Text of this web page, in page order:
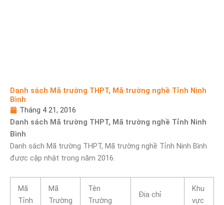
Danh sách Mã trường THPT, Mã trường nghề Tỉnh Ninh
Bình
Tháng 4 21, 2016
Danh sách Mã trường THPT, Mã trường nghề Tỉnh Ninh
Bình
Danh sách Mã trường THPT, Mã trường nghề Tỉnh Ninh Bình
được cập nhật trong năm 2016.
Mã
Tỉnh
Mã
Trường
Tên
Trường
Địa chỉ
Khu
vực